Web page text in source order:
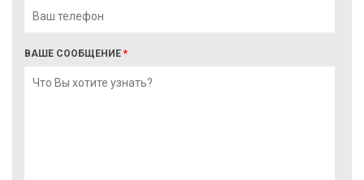
ВАШЕ СООБЩЕНИЕ *